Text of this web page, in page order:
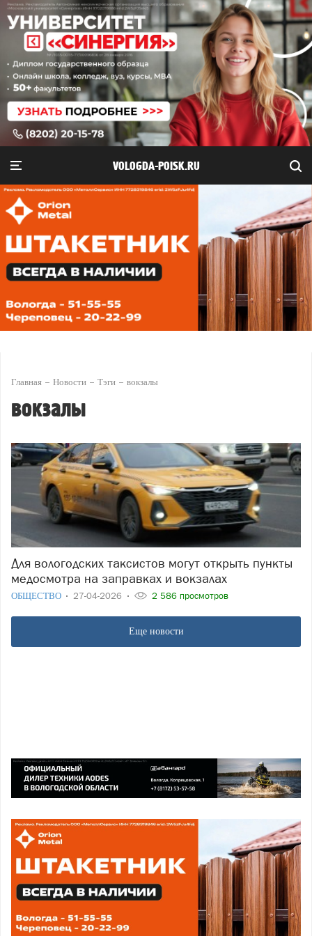
VOLOGDA-POISK.RU
Главная Новости Тэги вокзалы
вокзалы
Для вологодских таксистов могут открыть пункты
медосмотра на заправках и вокзалах
ОБЩЕСТВО 27-04-2026 2 586 просмотров
Еще новости